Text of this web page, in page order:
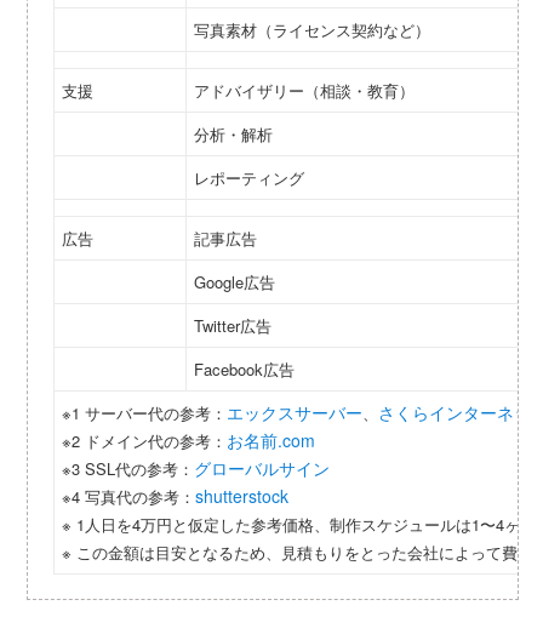
写真素材（ライセンス契約など）
支援
アドバイザリー（相談・教育）
分析・解析
レポーティング
広告
記事広告
Google広告
Twitter広告
Facebook広告
※1 サーバー代の参考： エックスサーバー、 さくらインターネッ
※2 ドメイン代の参考： お名前.com
※3 SSL代の参考： グローバルサイン
※4 写真代の参考：shutterstock
※ 1人日を4万円と仮定した参考価格、制作スケジュールは1〜4ヶ月
※ この金額は目安となるため、見積もりをとった会社によって費用